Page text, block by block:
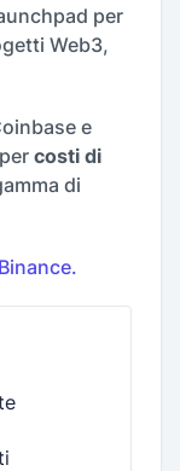
per
Web3,
e
costi di
di